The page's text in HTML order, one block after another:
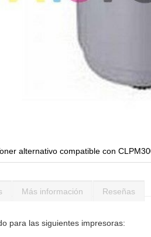
alternativo compatible con
para las siguientes impresoras:
Más información Reseñas